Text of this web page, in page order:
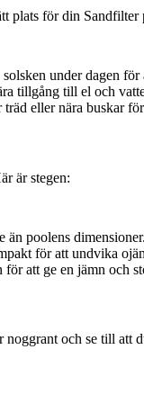
plats för din
under dagen för
tillgång till el och
eller nära buskar
är stegen:
än poolens dimensioner.
för att undvika
att ge en jämn och
och se till